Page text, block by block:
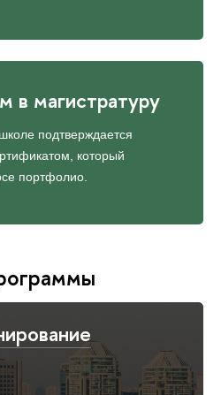
в магистратуру
подтверждается
который
портфолио.